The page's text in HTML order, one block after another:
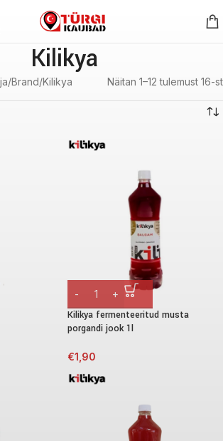
Kilikya
Brand Kilikya Näitan 1–12 tulemust 16-st
Kilikya fermenteeritud musta
porgandi jook 1l
€1,90